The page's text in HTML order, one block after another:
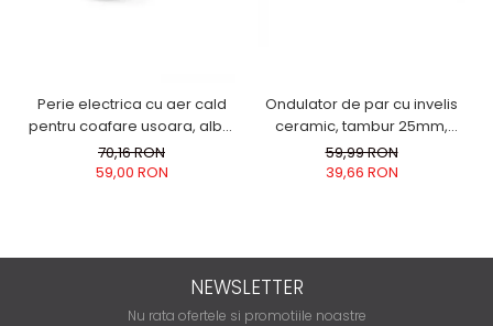
Perie electrica cu aer cald
pentru coafare usoara, alba,
3 niveluri de ventilatie, alba
70,16 RON
59,00 RON
Ondulator de par cu invelis
ceramic, tambur 25mm,
incalzire rapida pentru bucle
luxuriante, alb
59,99 RON
39,66 RON
NEWSLETTER
Nu rata ofertele si promotiile noastre